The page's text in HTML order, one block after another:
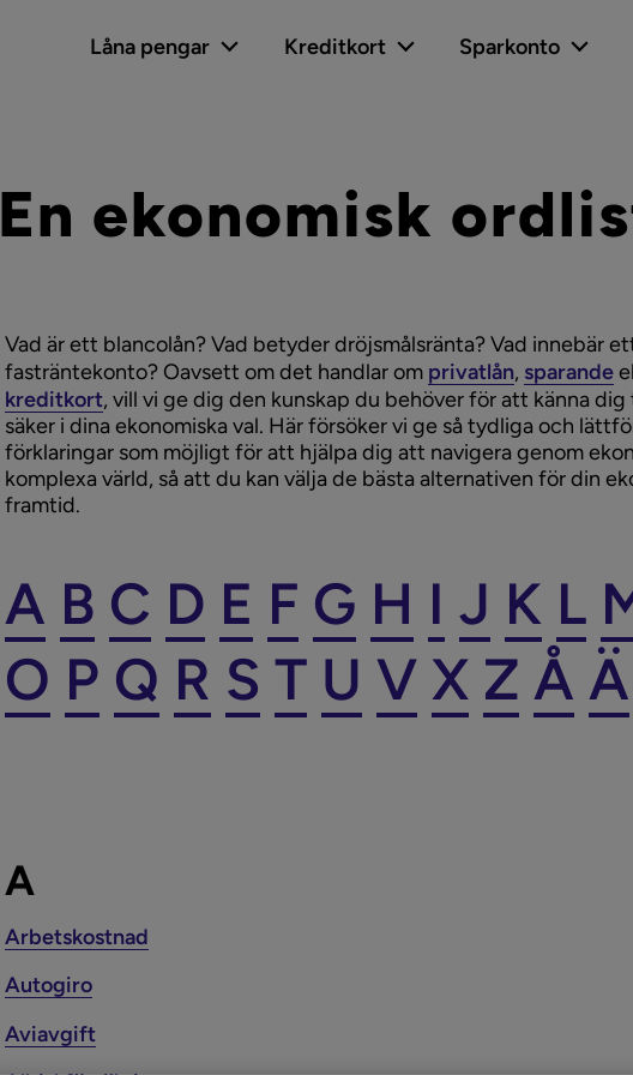
Låna pengar Kreditkort Sparkonto
En ekonomisk
Vad är ett blancolån? Vad betyder dröjsmålsränta? Vad innebär
fasträntekonto? Oavsett om det handlar om privatlån, sparande
kreditkort, vill vi ge dig den kunskap du behöver för att känna
säker i dina ekonomiska val. Här försöker vi ge så tydliga och
förklaringar som möjligt för att hjälpa dig att navigera genom
komplexa värld, så att du kan välja de bästa alternativen för din
framtid.
A B C D E F G H I J K L
O P Q R S T U V X Z Å Ä
A
Arbetskostnad
Autogiro
Aviavgift